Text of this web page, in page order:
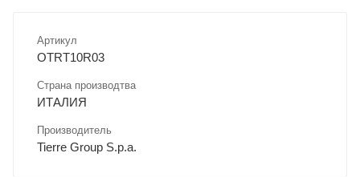
Артикул
OTRT10R03
Страна производтва
ИТАЛИЯ
Производитель
Tierre Group S.p.a.